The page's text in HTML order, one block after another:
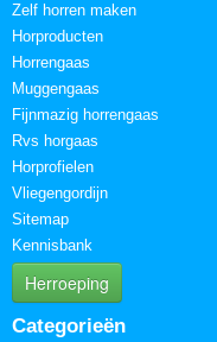
Zelf horren maken
Horproducten
Horrengaas
Muggengaas
Fijnmazig horrengaas
Rvs horgaas
Horprofielen
Vliegengordijn
Sitemap
Kennisbank
Herroeping
Categorieën